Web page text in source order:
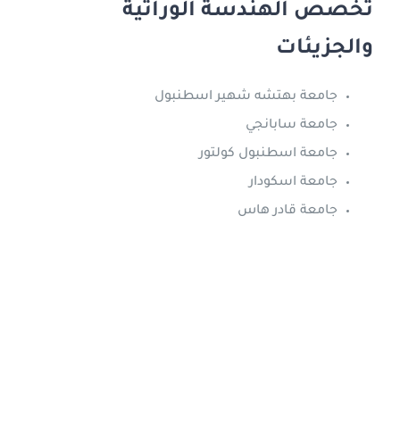
تخصص الهندسة الوراثية
والجزيئات
جامعة بهتشه شهير اسطنبول
جامعة سابانجي
جامعة اسطنبول كولتور
جامعة اسكودار
جامعة قادر هاس